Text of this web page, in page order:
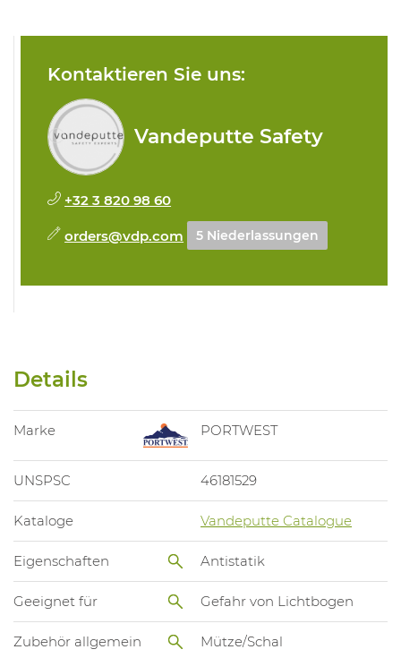
Kontaktieren Sie uns:
Vandeputte Safety
+32 3 820 98 60
orders@vdp.com 5 Niederlassungen
Details
Marke PORTWEST
UNSPSC 46181529
Kataloge Vandeputte Catalogue
Eigenschaften Antistatik
Geeignet für Gefahr von Lichtbogen
Zubehör allgemein Mütze/Schal